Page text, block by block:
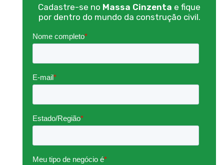
Cadastre-se no Massa Cinzenta e fique
por dentro do mundo da construção civil.